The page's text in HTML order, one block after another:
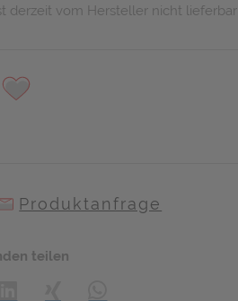
derzeit vom Hersteller nicht lieferbar
Produktanfrage
teilen